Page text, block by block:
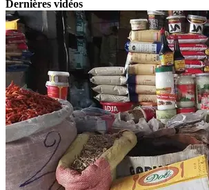
Dernières vidéos